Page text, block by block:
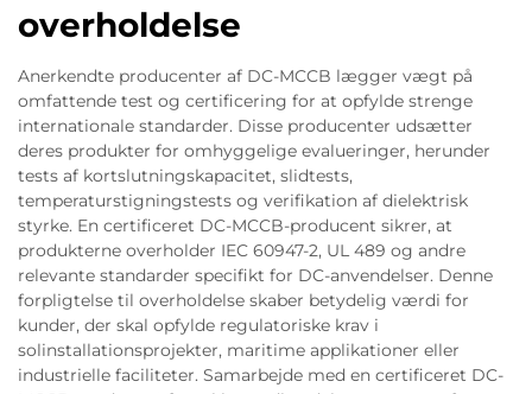
overholdelse
Anerkendte producenter af DC-MCCB lægger vægt på
omfattende test og certificering for at opfylde strenge
internationale standarder. Disse producenter udsætter
deres produkter for omhyggelige evalueringer, herunder
tests af kortslutningskapacitet, slidtests,
temperaturstigningstests og verifikation af dielektrisk
styrke. En certificeret DC-MCCB-producent sikrer, at
produkterne overholder IEC 60947-2, UL 489 og andre
relevante standarder specifikt for DC-anvendelser. Denne
forpligtelse til overholdelse skaber betydelig værdi for
kunder, der skal opfylde regulatoriske krav i
solinstallationsprojekter, maritime applikationer eller
industrielle faciliteter. Samarbejde med en certificeret DC-